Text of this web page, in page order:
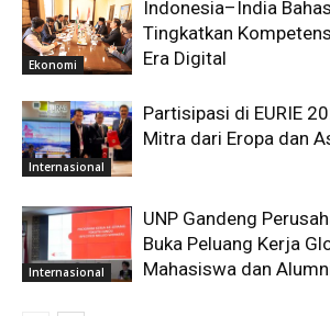
Ekonomi
Indonesia–India
Tingkatkan
Era Digital
Internasional
Partisipasi di EURIE
Mitra dari Eropa dan
Internasional
UNP Gandeng
Buka Peluang Kerja
Mahasiswa dan